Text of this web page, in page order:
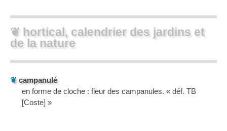
❦ hortical, calendrier des jardins et
de la nature
❦campanulé
en forme de cloche : fleur des campanules. « déf. TB
[Coste] »